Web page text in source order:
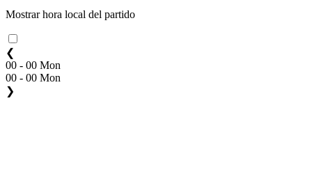
Mostrar hora local del partido
❮
00 - 00 Mon
00 - 00 Mon
❯